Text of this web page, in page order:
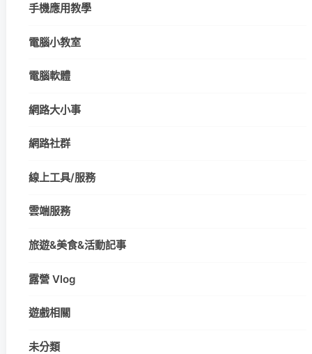
手機應用教學
電腦小教室
電腦軟體
網路大小事
網路社群
線上工具/服務
雲端服務
旅遊&美食&活動記事
露營 Vlog
遊戲相關
未分類